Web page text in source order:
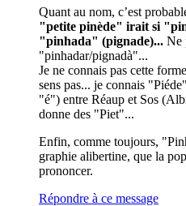
Quant au nom, c’est
"petite pinède" irait si
"pinhada" (pignade)... Ne
"pinhadar/pignadà"...
Je ne connais pas cette
sens pas... je connais
"é") entre Réaup et Sos
donne des "Piet"...
Enfin, comme toujours,
graphie alibertine, que la
prononcer.
Répondre à ce message